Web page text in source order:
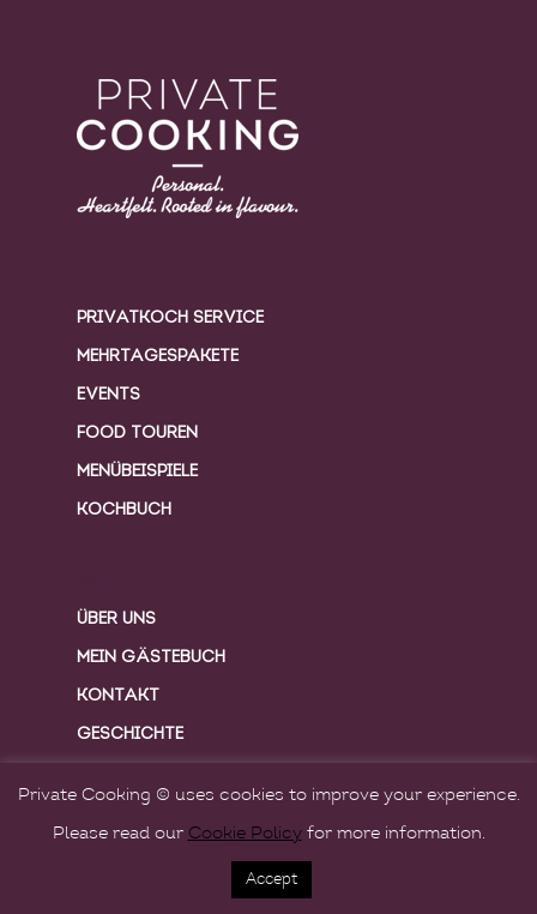
PRIVATKOCH SERVICE
MEHRTAGESPAKETE
EVENTS
FOOD TOUREN
MENÜBEISPIELE
KOCHBUCH
ÜBER UNS
MEIN GÄSTEBUCH
KONTAKT
GESCHICHTE
Private Cooking © uses cookies to improve your experience.
Please read our Cookie Policyfor more information.
Accept